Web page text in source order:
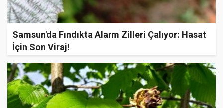
Samsun'da Fındıkta Alarm Zilleri Çalıyor: Hasat
İçin Son Viraj!